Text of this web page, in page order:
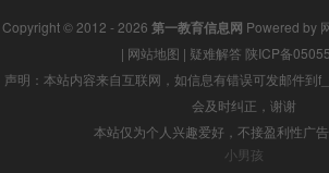
Copyright © 2012 - 2026 第一教育信息网 Powered by
| 网站地图 | 疑难解答 陕ICP备
声明：本站内容来自互联网，如信息有错误可发邮件到
会及时纠正，谢谢
本站仅为个人兴趣爱好，不接盈利性广
小男孩